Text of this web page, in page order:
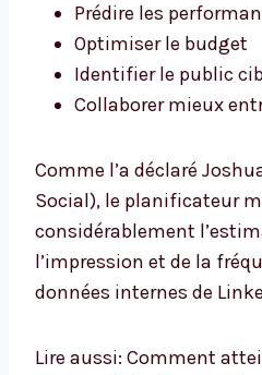
Prédire les
Optimiser le budget
Identifier le public
Collaborer mieux
Comme l’a déclaré
Social), le planificateur
considérablement
l’impression et de la
données internes de
Lire aussi: Comment